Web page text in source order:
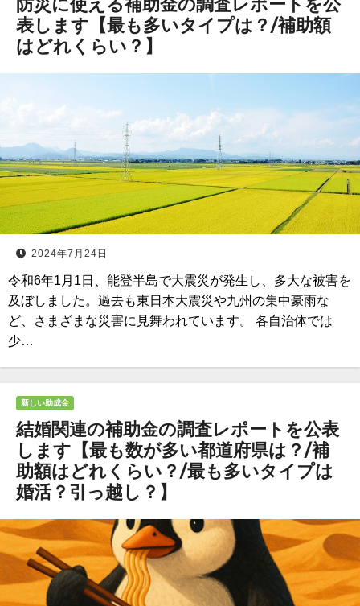
防災に使える補助金の調査レポートを公
表します【最も多いタイプは？/補助額
はどれくらい？】
2024年7月24日
令和6年1月1日、能登半島で大震災が発生し、多大な被害を
及ぼしました。過去も東日本大震災や九州の集中豪雨な
ど、さまざまな災害に見舞われています。 各自治体では
少…
新しい助成金
結婚関連の補助金の調査レポートを公表
します【最も数が多い都道府県は？/補
助額はどれくらい？/最も多いタイプは
婚活？引っ越し？】